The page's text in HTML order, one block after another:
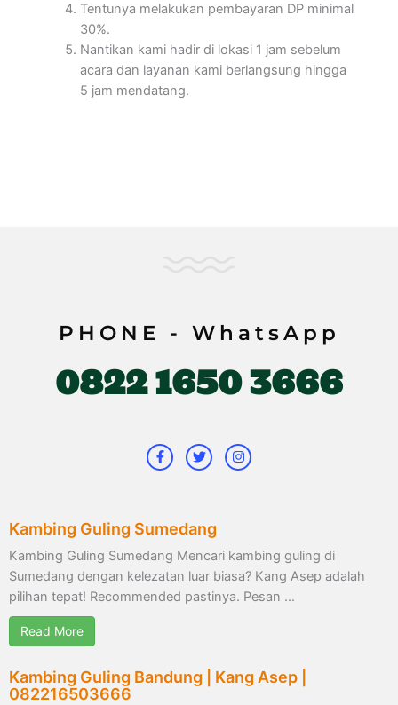
Tentunya melakukan pembayaran DP minimal
30%.
Nantikan kami hadir di lokasi 1 jam sebelum
acara dan layanan kami berlangsung hingga
5 jam mendatang.
PHONE - WhatsApp
0822 1650 3666
c
e
b
-
i
t
t
s
t
a
Kambing Guling Sumedang
Kambing Guling Sumedang Mencari kambing guling di
Sumedang dengan kelezatan luar biasa? Kang Asep adalah
pilihan tepat! Recommended pastinya. Pesan …
Read More
Kambing Guling Bandung | Kang Asep |
082216503666